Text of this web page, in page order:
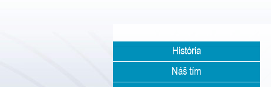
História
Náš tím